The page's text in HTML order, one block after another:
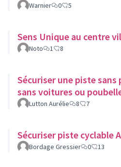
Warnier 0 5
Sens Unique au centre
Noto 1 8
Sécuriser une piste
sans voitures ou
Lutton Aurélie 8 7
Sécuriser piste cyclable
Bordage Gressier 0 13